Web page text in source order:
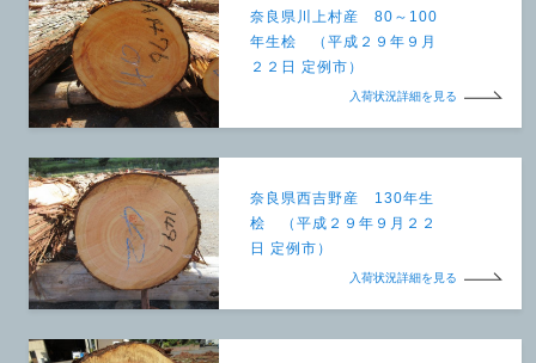
奈良県川上村産 80～100
年生桧 （平成２９年９月
２２日 定例市）
入荷状況詳細を見る
奈良県西吉野産 130年生
桧 （平成２９年９月２２
日 定例市）
入荷状況詳細を見る